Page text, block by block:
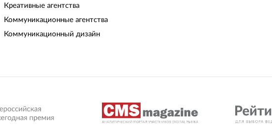
Креативные агентства
Коммуникационные агентства
Коммуникационный дизайн